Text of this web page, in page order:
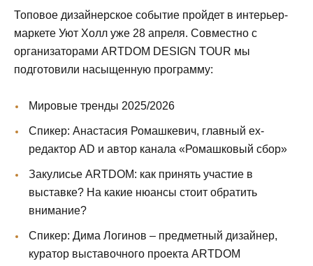
Топовое дизайнерское событие пройдет в интерьер-
маркете Уют Холл уже 28 апреля. Совместно с
организаторами ARTDOM DESIGN TOUR мы
подготовили насыщенную программу:
Мировые тренды 2025/2026
Спикер: Анастасия Ромашкевич, главный ex-
редактор AD и автор канала «Ромашковый сбор»
Закулисье ARTDOM: как принять участие в
выставке? На какие нюансы стоит обратить
внимание?
Спикер: Дима Логинов – предметный дизайнер,
куратор выставочного проекта ARTDOM